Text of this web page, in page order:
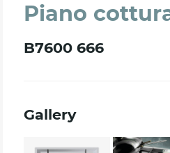
Piano
B7600 666
Gallery